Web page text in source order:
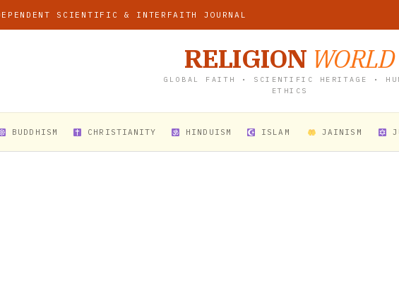
SCIENTIFIC & INTERFAITH JOURNAL
RELIGION WORLD
GLOBAL FAITH • SCIENTIFIC HERITAGE •
ETHICS
BUDDHISM CHRISTIANITY HINDUISM ISLAM JAINISM